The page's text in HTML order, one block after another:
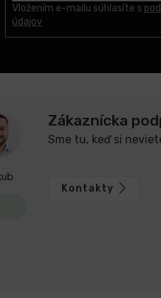
Vložením e-mailu súhlasíte s
údajov
Zákaznícka
Sme tu, keď si
Kontakty